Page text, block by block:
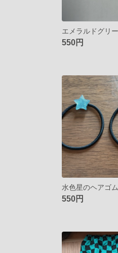
550円
水色星のヘアゴム
550円